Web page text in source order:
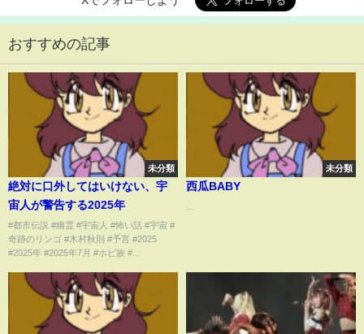
おすすめの記事
未分類
絶対に口外してはいけない、宇
宙人が警告する2025年
#都市伝説 #幽霊 #宇宙人 #怖い話 #宇宙 #
奇跡のリンゴ #木村秋則 #予言 #2025
#2025年 #2025年7月 #ホピ族 #...
未分類
西瓜BABY